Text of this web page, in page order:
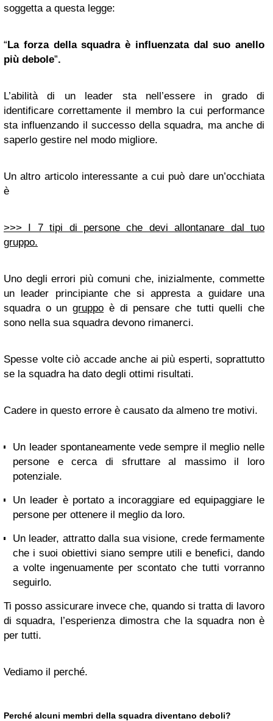
soggetta a questa legge:
“La forza della squadra è influenzata dal suo anello
più debole”.
L’abilità di un leader sta nell’essere in grado di
identificare correttamente il membro la cui performance
sta influenzando il successo della squadra, ma anche di
saperlo gestire nel modo migliore.
Un altro articolo interessante a cui può dare un’occhiata
è
>>> I 7 tipi di persone che devi allontanare dal tuo
gruppo.
Uno degli errori più comuni che, inizialmente, commette
un leader principiante che si appresta a guidare una
squadra o ungruppo è di pensare che tutti quelli che
sono nella sua squadra devono rimanerci.
Spesse volte ciò accade anche ai più esperti, soprattutto
se la squadra ha dato degli ottimi risultati.
Cadere in questo errore è causato da almeno tre motivi.
Un leader spontaneamente vede sempre il meglio nelle
persone e cerca di sfruttare al massimo il loro
potenziale.
Un leader è portato a incoraggiare ed equipaggiare le
persone per ottenere il meglio da loro.
Un leader, attratto dalla sua visione, crede fermamente
che i suoi obiettivi siano sempre utili e benefici, dando
a volte ingenuamente per scontato che tutti vorranno
seguirlo.
Ti posso assicurare invece che, quando si tratta di lavoro
di squadra, l’esperienza dimostra che la squadra non è
per tutti.
Vediamo il perché.
Perché alcuni membri della squadra diventano deboli?